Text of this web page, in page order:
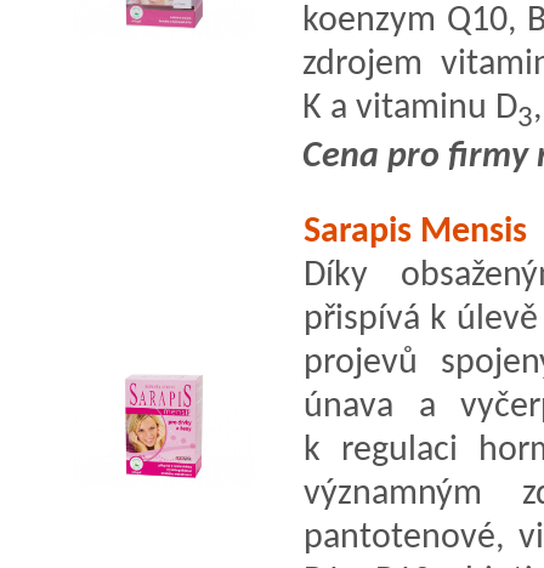
koenzym Q10,
zdrojem
K a vitaminu D3
Cena pro firmy
Sarapis Mensis
Díky
přispívá k
projevů
únava a
k regulaci
významným
pantotenové,